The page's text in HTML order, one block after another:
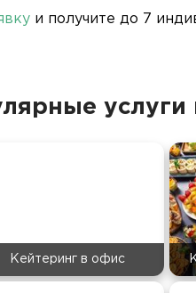
и получите до 7
Кейтеринг в офис